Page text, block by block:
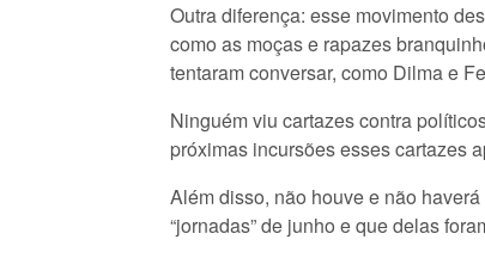
Outra diferença: esse movimento
como as moças e rapazes
tentaram conversar, como Dilma e
Ninguém viu cartazes contra
próximas incursões esses cartazes
Além disso, não houve e não
“jornadas” de junho e que delas